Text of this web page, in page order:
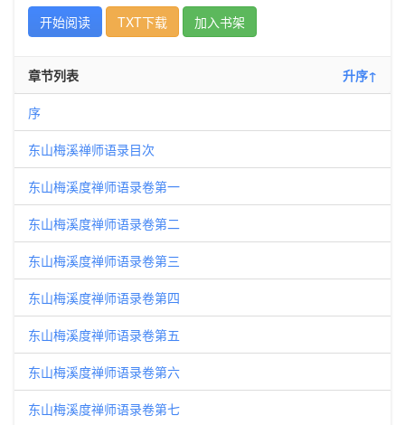
开始阅读 TXT下载 加入书架
章节列表 升序↑
序
东山梅溪禅师语录目次
东山梅溪度禅师语录卷第一
东山梅溪度禅师语录卷第二
东山梅溪度禅师语录卷第三
东山梅溪度禅师语录卷第四
东山梅溪度禅师语录卷第五
东山梅溪度禅师语录卷第六
东山梅溪度禅师语录卷第七